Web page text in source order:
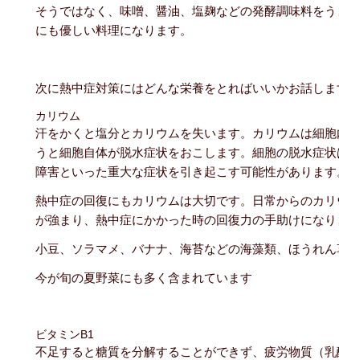
そうではなく、味噌、醤油、塩麹などの発酵調味料を
にも優しい料理になります。
次に熱中症対策にはどんな栄養をとればいいかお話しま
カリウム
汗をかくと塩分とカリウムを失います。カリウムは細
うと細胞自体が脱水症状をおこします。細胞の脱水症
障害といった重大な症状を引き起こす可能性があります
熱中症の回復にもカリウムは大切です。日常からのカ
が強まり、熱中症にかかった時の回復力の手助けになり
小豆、ソラマメ、バナナ、海苔などの海藻類、ほうれ
今が旬の夏野菜にも多く含まれています
ビタミンB1
不足すると糖質を分解することができず、疲労物質（